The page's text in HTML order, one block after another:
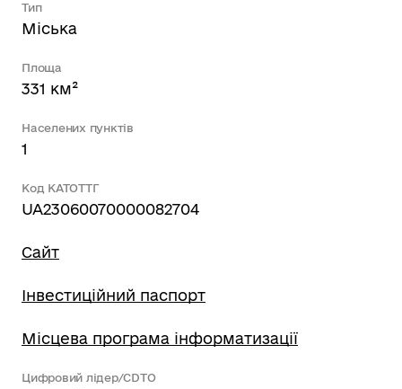
Тип
Міська
Площа
331 км²
Населених пунктів
1
Код КАТОТТГ
UA23060070000082704
Сайт
Інвестиційний паспорт
Місцева програма інформатизації
Цифровий лідер/CDTO